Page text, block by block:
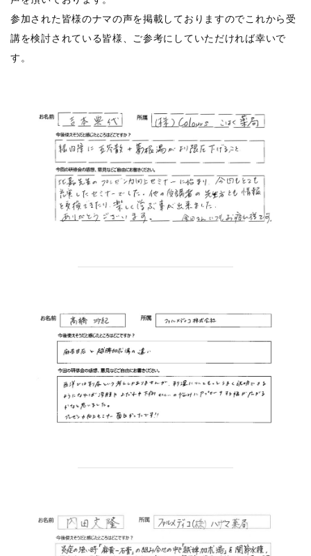
参加された皆様のナマの声を掲載しておりますのでこれから受
講を検討されている皆様、ご参考にしていただければ幸いで
す。